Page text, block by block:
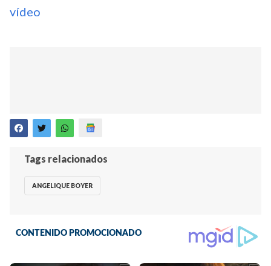
vídeo
Tags relacionados
ANGELIQUE BOYER